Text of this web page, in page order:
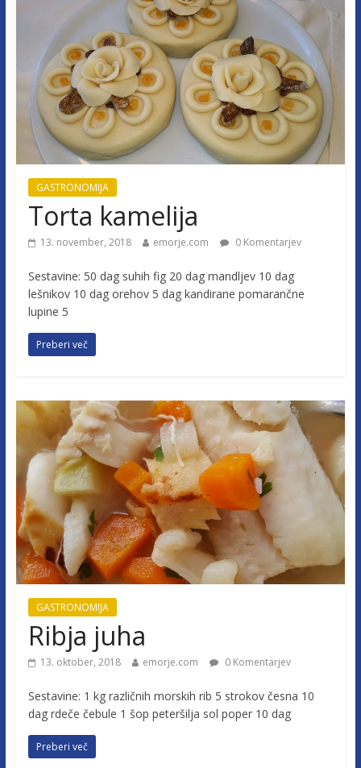
GASTRONOMIJA
Torta kamelija
13. november, 2018 emorje.com 0 Komentarjev
Sestavine: 50 dag suhih fig 20 dag mandljev 10 dag
lešnikov 10 dag orehov 5 dag kandirane pomarančne
lupine 5
Preberi več
GASTRONOMIJA
Ribja juha
13. oktober, 2018 emorje.com 0 Komentarjev
Sestavine: 1 kg različnih morskih rib 5 strokov česna 10
dag rdeče čebule 1 šop peteršilja sol poper 10 dag
Preberi več